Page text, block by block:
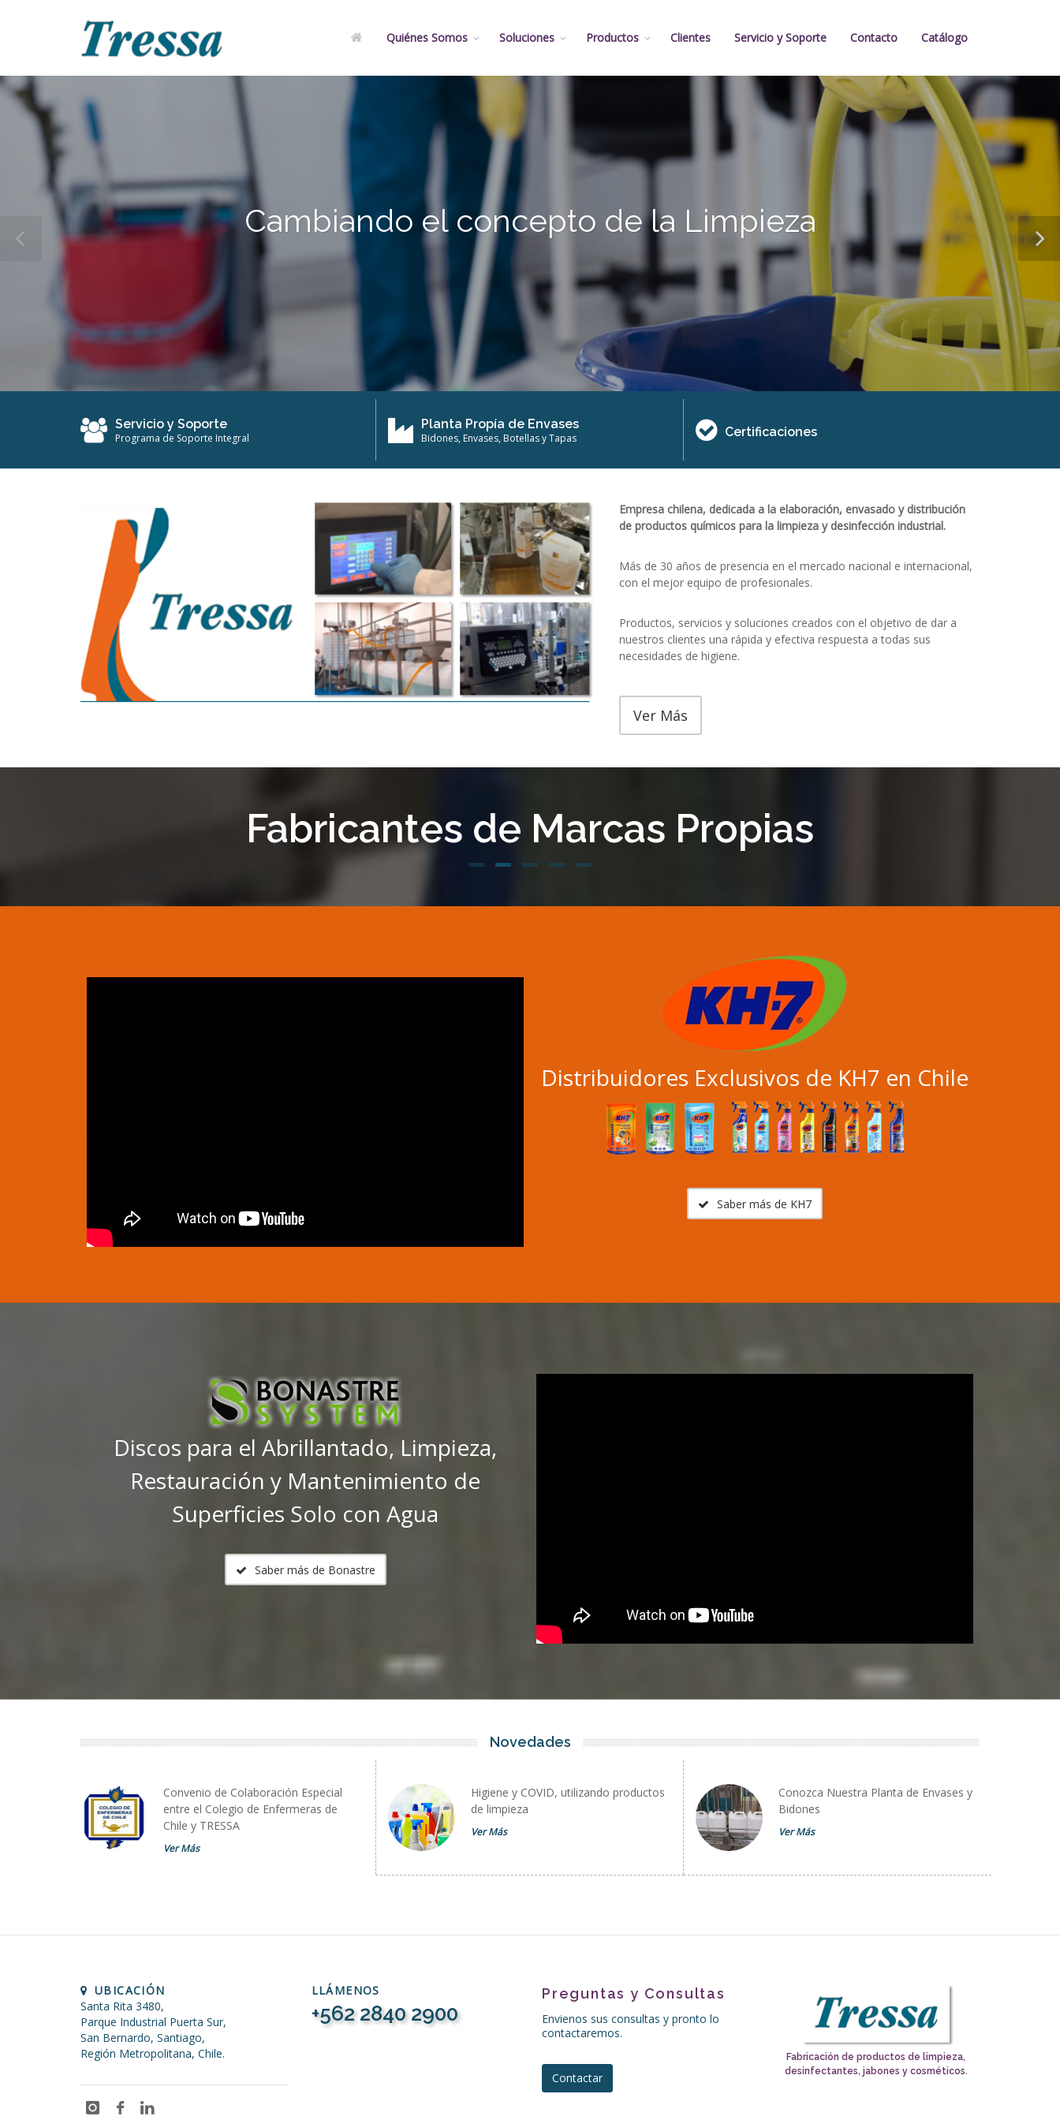
Quiénes Somos Soluciones Productos Clientes Servicio y Soporte Contacto Catálogo
Cambiando el concepto de la Limpieza
Servicio y Soporte
Programa de Soporte Integral
Planta Propía de Envases
Bidones, Envases, Botellas y Tapas Certificaciones
Empresa chilena, dedicada a la elaboración, envasado y distribución
de productos químicos para la limpieza y desinfección industrial.
Más de 30 años de presencia en el mercado nacional e internacional,
con el mejor equipo de profesionales.
Productos, servicios y soluciones creados con el objetivo de dar a
nuestros clientes una rápida y efectiva respuesta a todas sus
necesidades de higiene.
Ver Más
Fabricantes de Marcas Propias
Distribuidores Exclusivos de KH7 en Chile
Saber más de KH7
Discos para el Abrillantado, Limpieza,
Restauración y Mantenimiento de
Superficies Solo con Agua
Saber más de Bonastre
Novedades
Convenio de Colaboración Especial
entre el Colegio de Enfermeras de
Chile y TRESSA
Ver Más
Higiene y COVID, utilizando productos
de limpieza
Ver Más
Conozca Nuestra Planta de Envases y
Bidones
Ver Más
UBICACIÓN
Santa Rita 3480,
Parque Industrial Puerta Sur,
San Bernardo, Santiago,
Región Metropolitana, Chile.
LLÁMENOS
+562 2840 2900
Preguntas y Consultas
Envienos sus consultas y pronto lo
contactaremos.
Contactar
Fabricación de productos de limpieza,
desinfectantes, jabones y cosméticos.